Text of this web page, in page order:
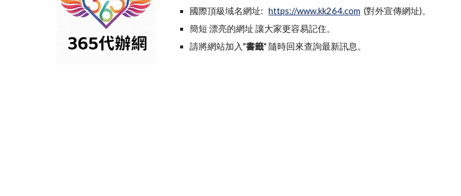
國際頂級域名網址:https://www.kk264.com (對外宣傳網址)。
簡短 漂亮的網址 讓大家更容易記住。
請將網站加入"書籤" 隨時回來查詢最新訊息。